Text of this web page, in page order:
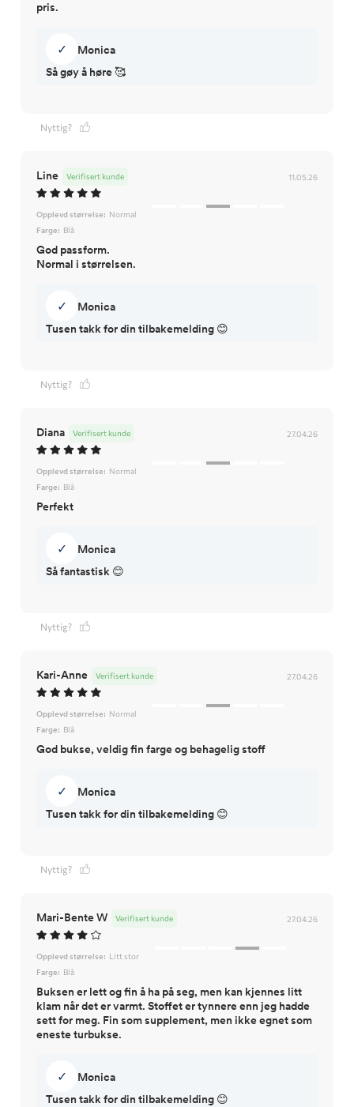
pris.
✓
Monica
Så gøy å høre 🥰
Nyttig?
Line 11.05.26
Verifisert kunde
Opplevd størrelse: Normal
Farge: Blå
God passform.
Normal i størrelsen.
✓
Monica
Tusen takk for din tilbakemelding 😊
Nyttig?
Diana 27.04.26
Verifisert kunde
Opplevd størrelse: Normal
Farge: Blå
Perfekt
✓
Monica
Så fantastisk 😊
Nyttig?
Kari-Anne 27.04.26
Verifisert kunde
Opplevd størrelse: Normal
Farge: Blå
God bukse, veldig fin farge og behagelig stoff
✓
Monica
Tusen takk for din tilbakemelding 😊
Nyttig?
Mari-Bente W 27.04.26
Verifisert kunde
Opplevd størrelse: Litt stor
Farge: Blå
Buksen er lett og fin å ha på seg, men kan kjennes litt
klam når det er varmt. Stoffet er tynnere enn jeg hadde
sett for meg. Fin som supplement, men ikke egnet som
eneste turbukse.
✓
Monica
Tusen takk for din tilbakemelding 😊